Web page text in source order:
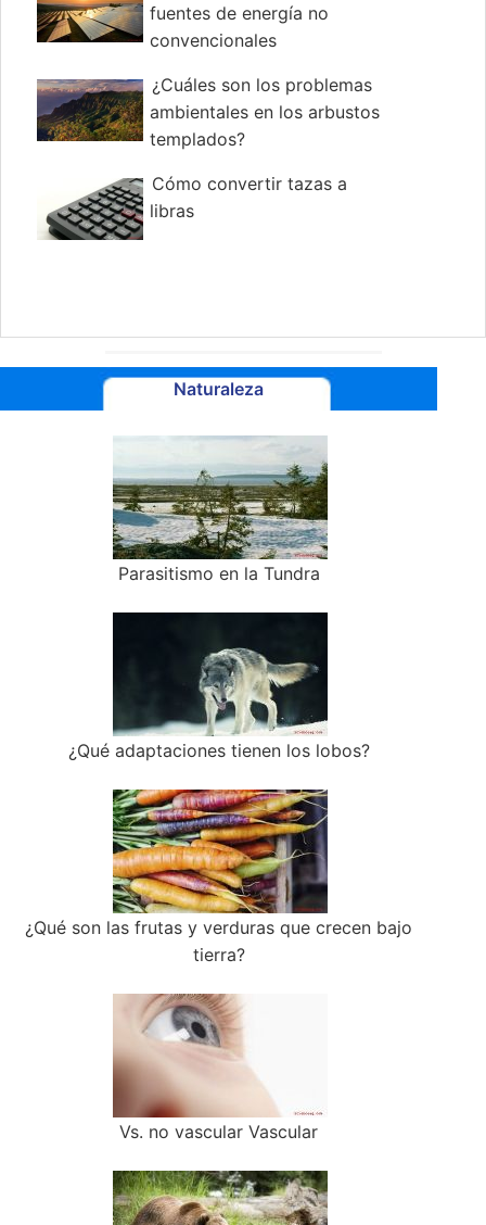
fuentes de energía no
convencionales
¿Cuáles son los problemas
ambientales en los arbustos
templados?
Cómo convertir tazas a
libras
Naturaleza
Parasitismo en la Tundra
¿Qué adaptaciones tienen los lobos?
¿Qué son las frutas y verduras que crecen bajo
tierra?
Vs. no vascular Vascular